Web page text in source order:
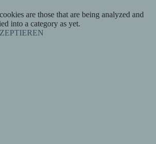
are those that are being analyzed and
into a category as yet.